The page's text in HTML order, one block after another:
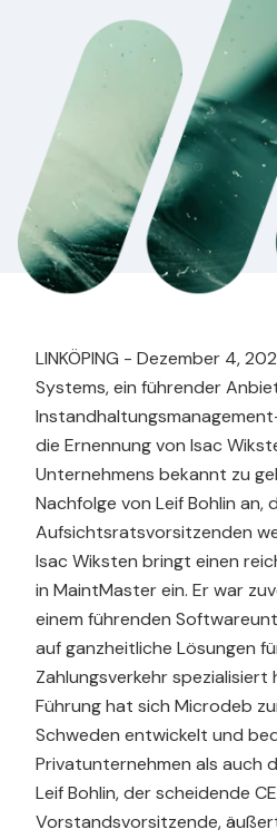
LINKÖPING - Dezember 4,
Systems, ein führender
die Ernennung von Isac
Unternehmens bekannt zu
Nachfolge von Leif Bohlin an,
Aufsichtsratsvorsitzenden
Isac Wiksten bringt einen
in MaintMaster ein. Er war
einem führenden
auf ganzheitliche Lösungen
Zahlungsverkehr spezialisiert
Führung hat sich Microdeb
Schweden entwickelt und
Privatunternehmen als auch
Leif Bohlin, der scheidende
Vorstandsvorsitzende,